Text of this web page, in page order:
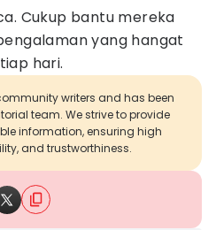
Cukup bantu mereka
yang hangat
hari.
writers and has been
team. We strive to provide
information, ensuring high
and trustworthiness.